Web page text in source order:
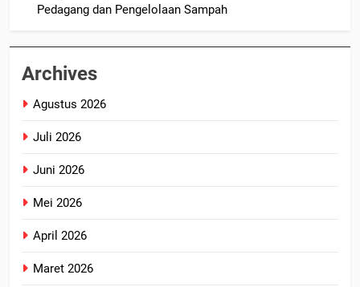
Pedagang dan Pengelolaan Sampah
Archives
Agustus 2026
Juli 2026
Juni 2026
Mei 2026
April 2026
Maret 2026